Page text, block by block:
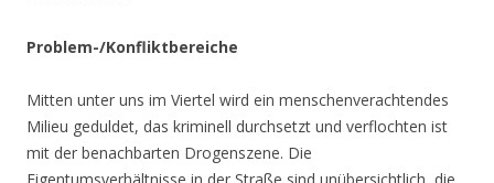
Problem-/Konfliktbereiche
Mitten unter uns im Viertel wird ein menschenverachtendes
Milieu geduldet, das kriminell durchsetzt und verflochten ist
mit der benachbarten Drogenszene. Die